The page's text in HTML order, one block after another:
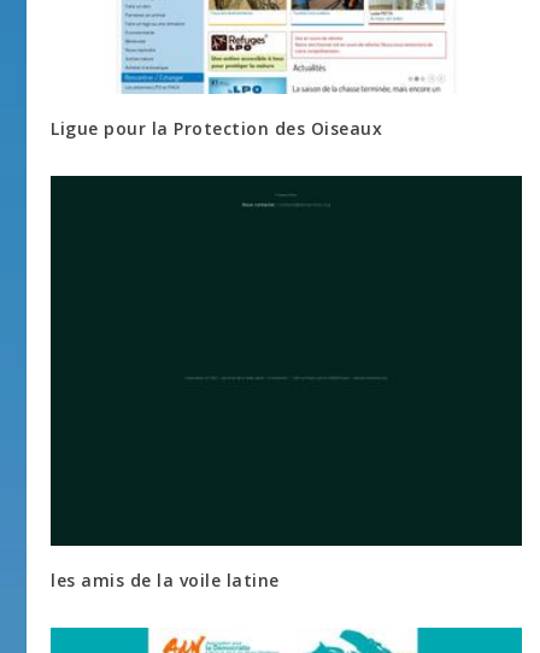
Ligue pour la Protection des Oiseaux
les amis de la voile latine